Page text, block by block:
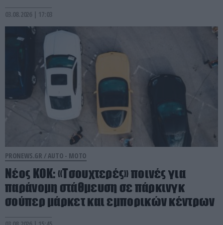
03.08.2026 | 17:03
PRONEWS.GR /AUTO - MOTO
Νέος ΚΟΚ: «Τσουχτερές» ποινές για
παράνομη στάθμευση σε πάρκινγκ
σούπερ μάρκετ και εμπορικών κέντρων